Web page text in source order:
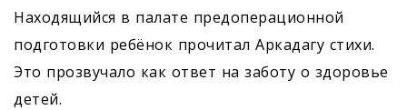
Находящийся в палате предоперационной
подготовки ребёнок прочитал Аркадагу стихи.
Это прозвучало как ответ на заботу о здоровье
детей.